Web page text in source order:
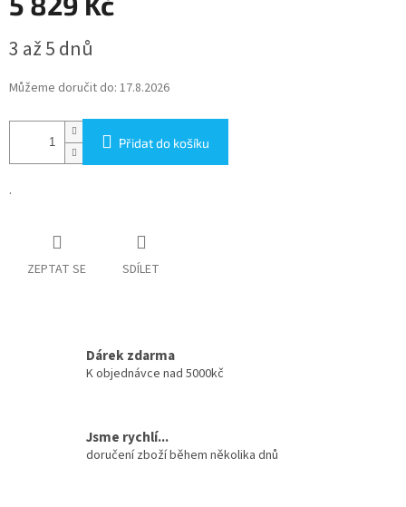
cena:
3 až 5 dnů
Můžeme doručit do: 17.8.2026
Přidat do košíku
.
ZEPTAT SE SDÍLET
Dárek zdarma
K objednávce nad 5000kč
Jsme rychlí...
doručení zboží během několika dnů